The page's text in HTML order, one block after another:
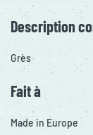
Description
Grès
Fait à
Made in Europe